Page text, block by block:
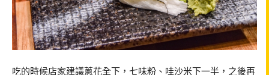
吃的時候店家建議蔥花全下，七味粉、哇沙米下一半，之後再